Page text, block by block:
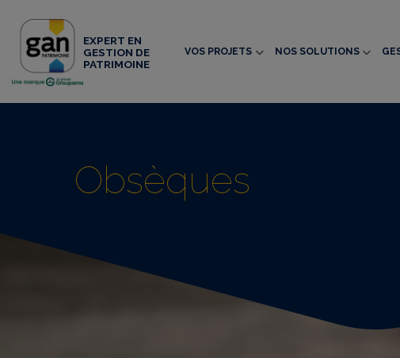
EXPERT EN
GESTION DE
PATRIMOINE
VOS PROJETS NOS SOLUTIONS
Obsèques